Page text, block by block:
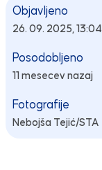
Objavljeno
26. 09. 2025, 13:04
Posodobljeno
11 mesecev nazaj
Fotografije
Nebojša Tejić/STA